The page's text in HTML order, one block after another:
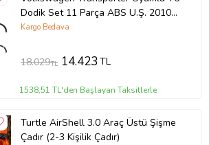
Dodik Set 11 Parça ABS U.Ş. 2010
2014 Model Arası
Kargo Bedava
18.029TL 14.423TL
1538,51 TL'den Başlayan Taksitlerle
Turtle AirShell 3.0 Araç Üstü Şişme
Çadır (2-3 Kişilik Çadır)